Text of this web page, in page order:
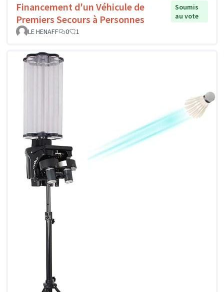
Financement d'un Véhicule de
Premiers Secours à Personnes
Soumis
au vote
LE HENAFF
0 1